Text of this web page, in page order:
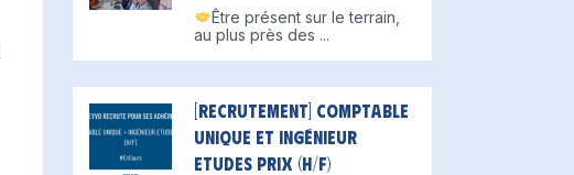
Être présent sur le terrain,
au plus près des ...
[Recrutement] Comptable
unique et Ingénieur
Etudes Prix (H/F)